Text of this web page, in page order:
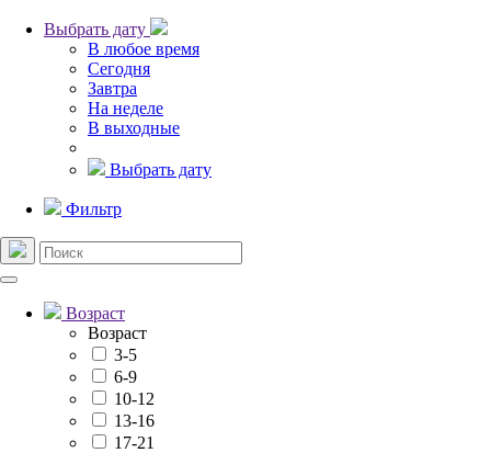
Выбрать дату
В любое время
Сегодня
Завтра
На неделе
В выходные
Выбрать дату
Фильтр
Возраст
Возраст
3-5
6-9
10-12
13-16
17-21